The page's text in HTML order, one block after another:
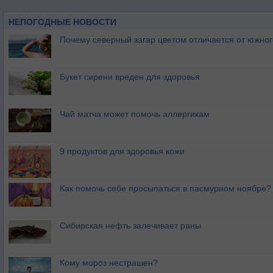
НЕПОГОДНЫЕ НОВОСТИ
Почему северный загар цветом отличается от
Букет сирени вреден для здоровья
Чай матча может помочь аллергикам
9 продуктов для здоровья кожи
Как помочь себе просыпаться в пасмурном ноябре?
Сибирская нефть залечивает раны
Кому мороз нестрашен?